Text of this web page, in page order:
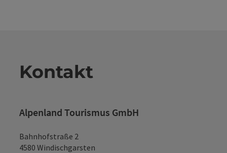
Kontakt
Alpenland Tourismus GmbH
Bahnhofstraße 2
4580 Windischgarsten